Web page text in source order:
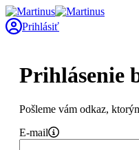
Prihlásiť
Prihlásenie
Pošleme vám odkaz,
E-mail